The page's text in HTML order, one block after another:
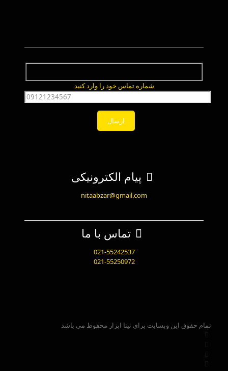
شماره تماس خود را وارد کنید
پیام الکترونیکی
nitaabzar@gmail.com
تماس با ما
021-55242537
021-55250972
تمام حقوق این وبسایت برای نیتا ابزار محفوظ می باشد